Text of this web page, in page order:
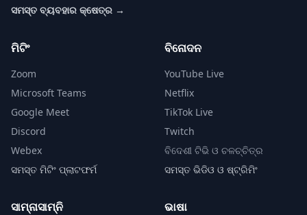
ସମସ୍ତ ବ୍ୟବହାର କ୍ଷେତ୍ର →
ମିଟିଂ
Zoom
Microsoft Teams
Google Meet
Discord
Webex
ସମସ୍ତ ମିଟିଂ ପ୍ଲାଟଫର୍ମ
ବିନୋଦନ
YouTube Live
Netflix
TikTok Live
Twitch
ବିଦେଶୀ ଟିଭି ଓ ଚଳଚ୍ଚିତ୍ର
ସମସ୍ତ ଭିଡିଓ ଓ ଷ୍ଟ୍ରିମିଂ
ସାମ୍ନାସାମ୍ନି ଭାଷା